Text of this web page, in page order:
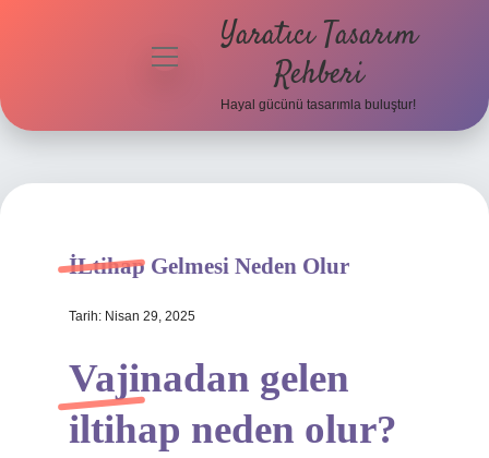
Yasal Uyarı
menüyü
Yaratıcı Tasarım
Rehberi
Hayal gücünü tasarımla buluştur!
İLtihap Gelmesi Neden Olur
Tarih: Nisan 29, 2025
Vajinadan gelen
iltihap neden olur?